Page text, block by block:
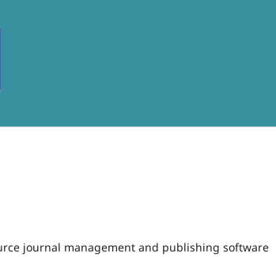
journal management and publishing software